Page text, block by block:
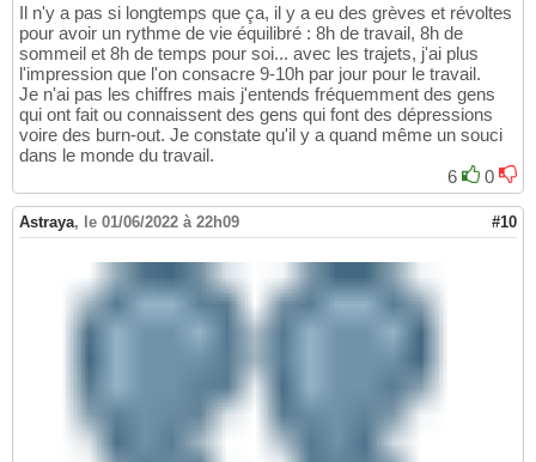
Il n'y a pas si longtemps que ça, il y a eu des grèves et révoltes
pour avoir un rythme de vie équilibré : 8h de travail, 8h de
sommeil et 8h de temps pour soi... avec les trajets, j'ai plus
l'impression que l'on consacre 9-10h par jour pour le travail.
Je n'ai pas les chiffres mais j'entends fréquemment des gens
qui ont fait ou connaissent des gens qui font des dépressions
voire des burn-out. Je constate qu'il y a quand même un souci
dans le monde du travail.
6
0
Astraya, le 01/06/2022 à 22h09 #10